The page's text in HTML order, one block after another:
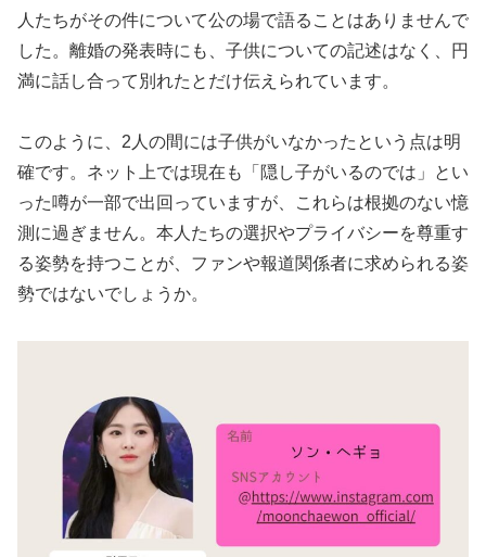
人たちがその件について公の場で語ることはありませんで
した。離婚の発表時にも、子供についての記述はなく、円
満に話し合って別れたとだけ伝えられています。
このように、2人の間には子供がいなかったという点は明
確です。ネット上では現在も「隠し子がいるのでは」とい
った噂が一部で出回っていますが、これらは根拠のない憶
測に過ぎません。本人たちの選択やプライバシーを尊重す
る姿勢を持つことが、ファンや報道関係者に求められる姿
勢ではないでしょうか。